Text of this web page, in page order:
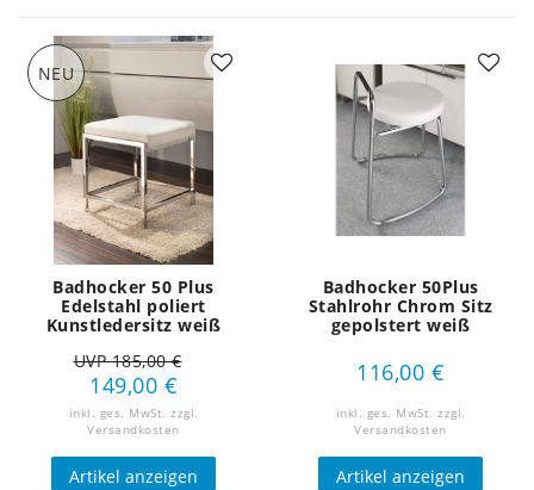
NEU
Badhocker 50 Plus
Edelstahl poliert
Kunstledersitz weiß
UVP 185,00 €
149,00 €
inkl. ges. MwSt. zzgl.
Versandkosten
Artikel anzeigen
Badhocker 50Plus
Stahlrohr Chrom Sitz
gepolstert weiß
116,00 €
inkl. ges. MwSt. zzgl.
Versandkosten
Artikel anzeigen